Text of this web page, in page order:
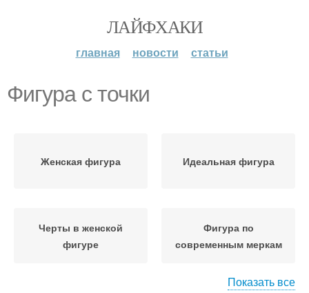
ЛАЙФХАКИ
главная новости статьи
Фигура с точки
Женская фигура Идеальная фигура
Черты в женской
фигуре
Фигура по
современным меркам
Показать все